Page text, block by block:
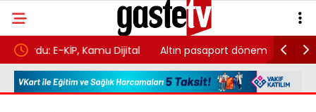
Altın pasaport dönemi başladı: 85 ülkeye vizesiz
giriş! İşte fiyatı Partili